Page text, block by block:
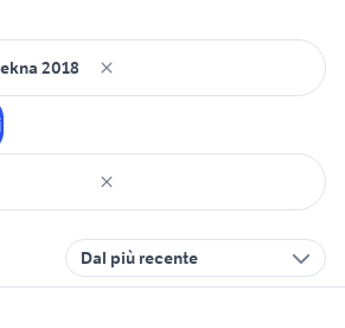
Dal più recente